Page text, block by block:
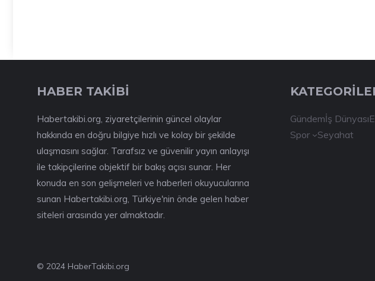
HABER TAKİBİ
Habertakibi.org, ziyaretçilerinin güncel olaylar
hakkında en doğru bilgiye hızlı ve kolay bir şekilde
ulaşmasını sağlar. Tarafsız ve güvenilir yayın anlayışı
ile takipçilerine objektif bir bakış açısı sunar. Her
konuda en son gelişmeleri ve haberleri okuyucularına
sunan Habertakibi.org, Türkiye'nin önde gelen haber
siteleri arasında yer almaktadır.
Gündemİş Dünyası
Spor
Seyahat
© 2024 HaberTakibi.org